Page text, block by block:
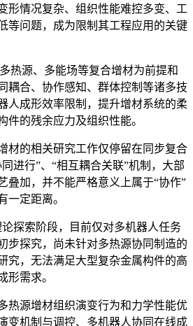
形情况复杂、组织性能难控多变、工
等问题，成为限制其工程应用的关键
热源、多能场等复合增材为前提和
耦合、协作感知、群体控制等诸多技
人成形效率限制，提升增材系统的柔
件的残余应力及组织性能。
材的相关研究工作仅停留在同步复合
进行”、“相互耦合关联”机制，大部
叠加，并不能严格意义上属于“协作”
一定距离。
探索阶段，目前仅对多机器人任务
步探究，尚未针对多热源协同制造的
究，无法满足大型复杂金属构件的高
形需求。
热源增材组织演变行为和力学性能优
变机制与调控、多机器人协同在线成